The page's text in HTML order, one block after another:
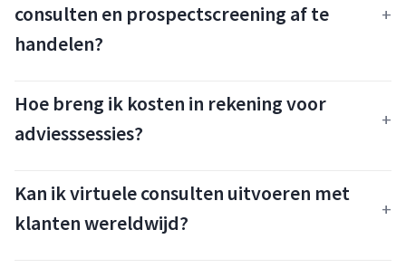
consulten en prospectscreening af te
handelen?
Hoe breng ik kosten in rekening voor
adviesssessies?
Kan ik virtuele consulten uitvoeren met
klanten wereldwijd?